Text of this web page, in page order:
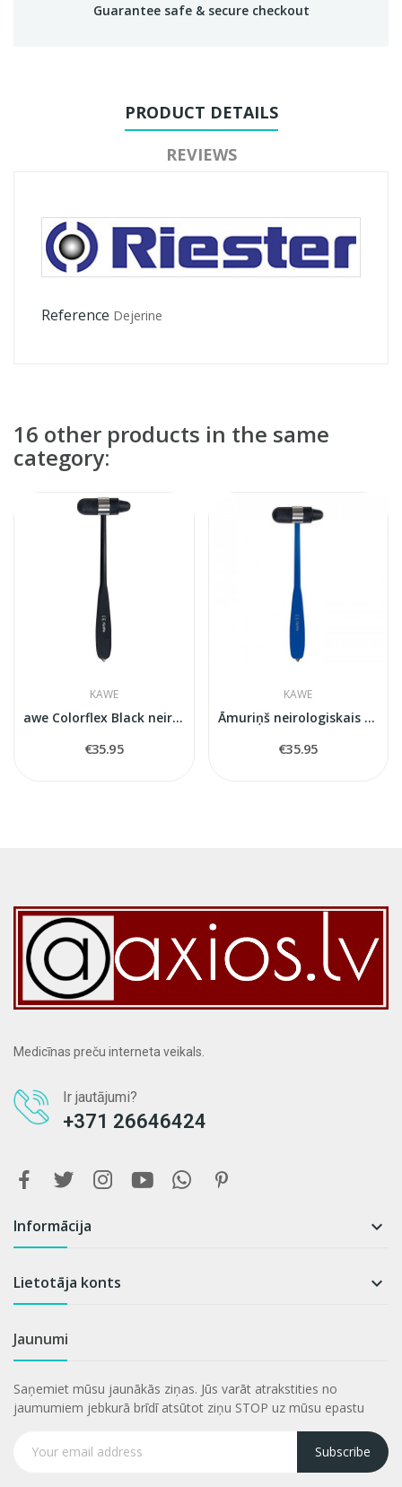
Guarantee safe & secure checkout
PRODUCT DETAILS
REVIEWS
Reference Dejerine
16 other products in the same
category:
KAWE
awe Colorflex Black neirological hummer
€35.95
KAWE
Āmuriņš neirologiskais Colorflex Blue
€35.95
Medicīnas preču interneta veikals.
Ir jautājumi?
+371 26646424
Informācija 
Lietotāja konts 
Jaunumi
Saņemiet mūsu jaunākās ziņas. Jūs varāt atrakstities no
jaumumiem jebkurā brīdī atsūtot ziņu STOP uz mūsu epastu
Subscribe